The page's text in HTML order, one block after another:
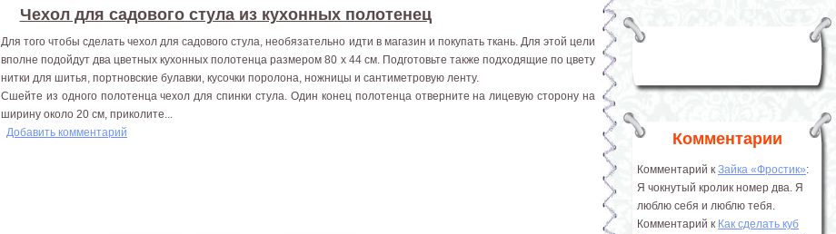
Чехол для садового стула из кухонных полотенец
Для того чтобы сделать чехол для садового стула, необязательно идти в магазин и покупать ткань. Для этой цели
вполне подойдут два цветных кухонных полотенца размером 80 х 44 см. Подготовьте также подходящие по цвету
нитки для шитья, портновские булавки, кусочки поролона, ножницы и сантиметровую ленту.
Сшейте из одного полотенца чехол для спинки стула. Один конец полотенца отверните на лицевую сторону на
ширину около 20 см, приколите...
Добавить комментарий
Комментарии
Комментарий к Зайка «Фростик»:
Я чокнутый кролик номер два. Я
люблю себя и люблю тебя.
Комментарий к Как сделать куб